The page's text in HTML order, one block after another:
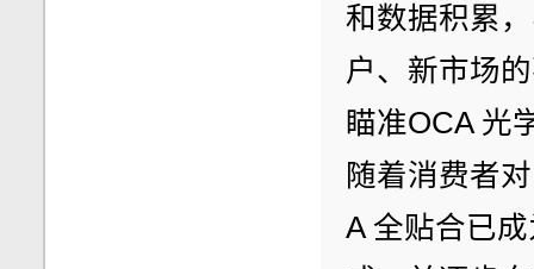
和数据积累
户、新市场
瞄准OCA 光
随着消费者
A 全贴合已